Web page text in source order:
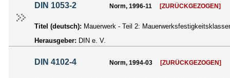
DIN 1053-2 Norm, 1996-11 [ZURÜCKGEZOGEN]
Titel (deutsch): Mauerwerk - Teil 2:
Herausgeber: DIN e. V.
DIN 4102-4 Norm, 1994-03 [ZURÜCKGEZOGEN]